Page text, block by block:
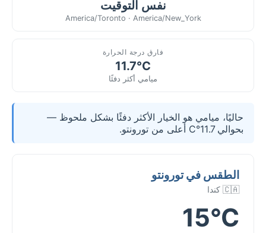
نفس التوقيت
America/Toronto · America/New_York
فارق درجة الحرارة
11.7°C
ميامي أكثر دفئًا
حاليًا، ميامي هو الخيار الأكثر دفئًا بشكل ملحوظ —
بحوالي 11.7°C أعلى من تورونتو.
الطقس في تورونتو
🇨🇦 كندا
15°C